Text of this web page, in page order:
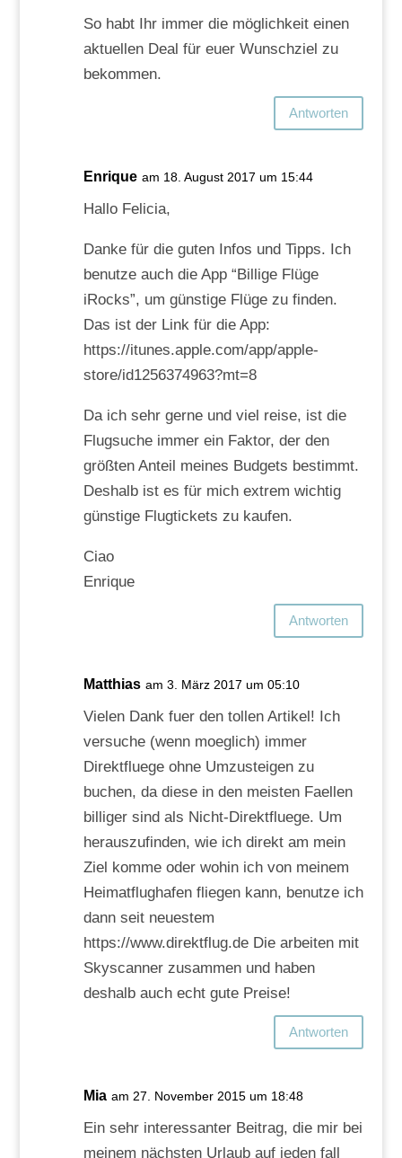
So habt Ihr immer die möglichkeit einen
aktuellen Deal für euer Wunschziel zu
bekommen.
Antworten
Enrique am 18. August 2017 um 15:44
Hallo Felicia,
Danke für die guten Infos und Tipps. Ich
benutze auch die App “Billige Flüge
iRocks”, um günstige Flüge zu finden.
Das ist der Link für die App:
https://itunes.apple.com/app/apple-
store/id1256374963?mt=8
Da ich sehr gerne und viel reise, ist die
Flugsuche immer ein Faktor, der den
größten Anteil meines Budgets bestimmt.
Deshalb ist es für mich extrem wichtig
günstige Flugtickets zu kaufen.
Ciao
Enrique
Antworten
Matthias am 3. März 2017 um 05:10
Vielen Dank fuer den tollen Artikel! Ich
versuche (wenn moeglich) immer
Direktfluege ohne Umzusteigen zu
buchen, da diese in den meisten Faellen
billiger sind als Nicht-Direktfluege. Um
herauszufinden, wie ich direkt am mein
Ziel komme oder wohin ich von meinem
Heimatflughafen fliegen kann, benutze ich
dann seit neuestem
https://www.direktflug.de Die arbeiten mit
Skyscanner zusammen und haben
deshalb auch echt gute Preise!
Antworten
Mia am 27. November 2015 um 18:48
Ein sehr interessanter Beitrag, die mir bei
meinem nächsten Urlaub auf jeden fall